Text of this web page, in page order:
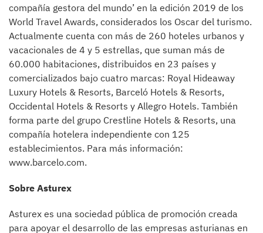
compañía gestora del mundo’ en la edición 2019 de los
World Travel Awards, considerados los Oscar del turismo.
Actualmente cuenta con más de 260 hoteles urbanos y
vacacionales de 4 y 5 estrellas, que suman más de
60.000 habitaciones, distribuidos en 23 países y
comercializados bajo cuatro marcas: Royal Hideaway
Luxury Hotels & Resorts, Barceló Hotels & Resorts,
Occidental Hotels & Resorts y Allegro Hotels. También
forma parte del grupo Crestline Hotels & Resorts, una
compañía hotelera independiente con 125
establecimientos. Para más información:
www.barcelo.com.
Sobre Asturex
Asturex es una sociedad pública de promoción creada
para apoyar el desarrollo de las empresas asturianas en